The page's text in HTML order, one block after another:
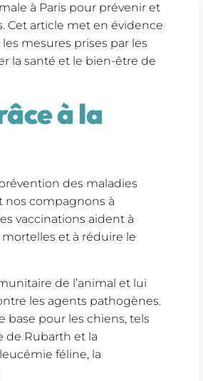
à Paris pour prévenir et
Cet article met en évidence
mesures prises par les
la santé et le bien-être de
à la
des maladies
nos compagnons à
vaccinations aident à
et à réduire le
de l’animal et lui
les agents pathogènes.
base pour les chiens, tels
de Rubarth et la
féline, la